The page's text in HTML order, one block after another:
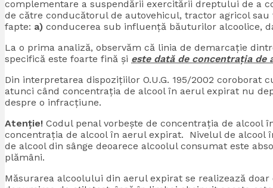
complementare a suspendării exercitării dreptului de a
de către conducătorul de autovehicul, tractor agricol
fapte: a) conducerea sub influență băuturilor alcoolice,
La o prima analiză, observăm că linia de demarcație
specifică este foarte fină și este dată de concentrația de
Din interpretarea dispozițiilor O.U.G. 195/2002 coroborat
atunci când concentrația de alcool în aerul expirat nu
despre o infracțiune.
Atenție! Codul penal vorbește de concentrația de alcool
concentrația de alcool în aerul expirat. Nivelul de alcool
de alcool din sânge deoarece alcoolul consumat este
plămâni.
Măsurarea alcoolului din aerul expirat se realizează